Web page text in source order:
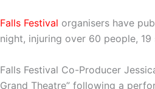
Falls Festival organisers have
night, injuring over 60 people, 19
Falls Festival Co-Producer
Grand Theatre” following a